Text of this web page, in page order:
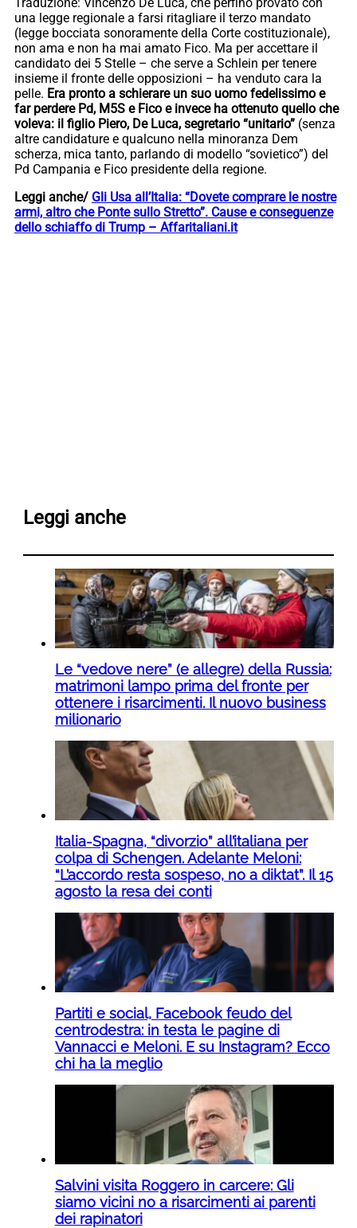
una legge regionale a farsi ritagliare il terzo mandato
(legge bocciata sonoramente della Corte costituzionale),
non ama e non ha mai amato Fico. Ma per accettare il
candidato dei 5 Stelle – che serve a Schlein per tenere
insieme il fronte delle opposizioni – ha venduto cara la
pelle. Era pronto a schierare un suo uomo fedelissimo e
far perdere Pd, M5S e Fico e invece ha ottenuto quello che
voleva: il figlio Piero, De Luca, segretario “unitario” (senza
altre candidature e qualcuno nella minoranza Dem
scherza, mica tanto, parlando di modello “sovietico”) del
Pd Campania e Fico presidente della regione.
Leggi anche/ Gli Usa all’Italia: “Dovete comprare le nostre
armi, altro che Ponte sullo Stretto”. Cause e conseguenze
dello schiaffo di Trump – Affaritaliani.it
Leggi anche
Le “vedove nere” (e allegre) della Russia:
matrimoni lampo prima del fronte per
ottenere i risarcimenti. Il nuovo business
milionario
Italia-Spagna, “divorzio” all’italiana per
colpa di Schengen. Adelante Meloni:
“L’accordo resta sospeso, no a diktat”. Il 15
agosto la resa dei conti
Partiti e social, Facebook feudo del
centrodestra: in testa le pagine di
Vannacci e Meloni. E su Instagram? Ecco
chi ha la meglio
Salvini visita Roggero in carcere: Gli
siamo vicini no a risarcimenti ai parenti
dei rapinatori